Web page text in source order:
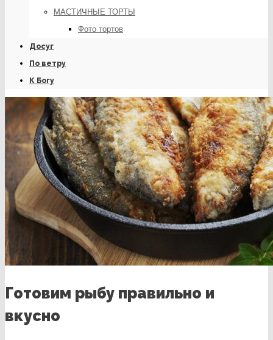
МАСТИЧНЫЕ ТОРТЫ
Фото тортов
Досуг
По ветру
К Богу
Готовим рыбу правильно и
вкусно